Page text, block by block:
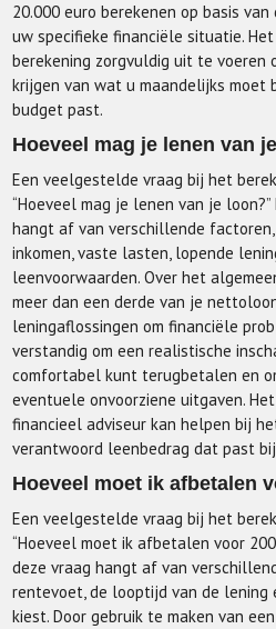
20.000 euro berekenen op basis
uw specifieke financiële situatie.
berekening zorgvuldig uit te voeren
krijgen van wat u maandelijks
budget past.
Hoeveel mag je lenen van
Een veelgestelde vraag bij het
“Hoeveel mag je lenen van je
hangt af van verschillende
inkomen, vaste lasten, lopende
leenvoorwaarden. Over het
meer dan een derde van je
leningaflossingen om financiële
verstandig om een realistische
comfortabel kunt terugbetalen en
eventuele onvoorziene uitgaven.
financieel adviseur kan helpen bij
verantwoord leenbedrag dat past
Hoeveel moet ik afbetalen
Een veelgestelde vraag bij het
“Hoeveel moet ik afbetalen voor
deze vraag hangt af van
rentevoet, de looptijd van de
kiest. Door gebruik te maken van